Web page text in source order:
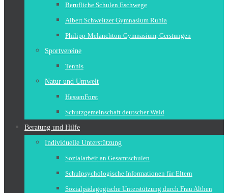
Berufliche Schulen Eschwege
Albert Schweitzer Gymnasium Ruhla
Philipp-Melanchton-Gymnasium, Gerstungen
Sportvereine
Tennis
Natur und Umwelt
HessenForst
Schutzgemeinschaft deutscher Wald
Beratung und Hilfe
Individuelle Unterstützung
Sozialarbeit an Gesamtschulen
Schulpsychologische Informationen für Eltern
Sozialpädagogische Unterstützung durch Frau Althen